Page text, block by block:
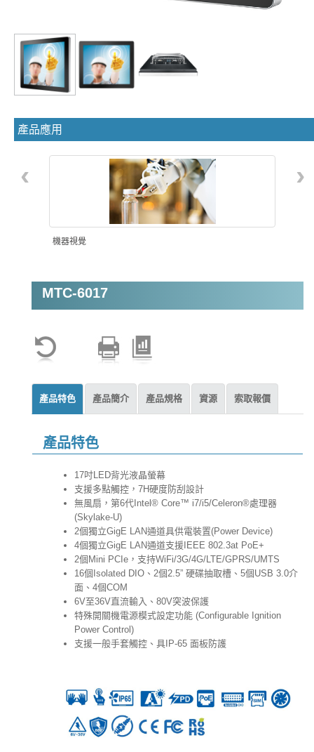
產品應用
機器視覺
智能自動化
‹ ›
MTC-6017
產品特色 產品簡介 產品規格 資源 索取報價
產品特色
17吋LED背光液晶螢幕
支援多點觸控，7H硬度防刮設計
無風扇，第6代Intel® Core™ i7/i5/Celeron®處理器
(Skylake-U)
2個獨立GigE LAN通道具供電裝置(Power Device)
4個獨立GigE LAN通道支援IEEE 802.3at PoE+
2個Mini PCIe，支持WiFi/3G/4G/LTE/GPRS/UMTS
16個Isolated DIO、2個2.5” 硬碟抽取槽、5個USB 3.0介
面、4個COM
6V至36V直流輸入、80V突波保護
特殊開關機電源模式設定功能 (Configurable Ignition
Power Control)
支援一般手套觸控、具IP-65 面板防護